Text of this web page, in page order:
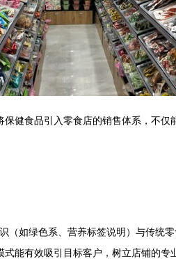
健食品引入零食店的销售体系，不仅
（如绿色系、营养标签说明）与传
能有效吸引目标客户，树立店铺的专